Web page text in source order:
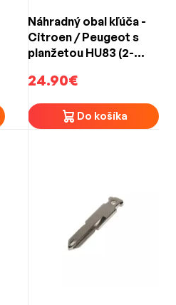
Náhradný obal kľúča -
Citroen / Peugeot s
planžetou HU83 (2-
24.90€
Do košíka